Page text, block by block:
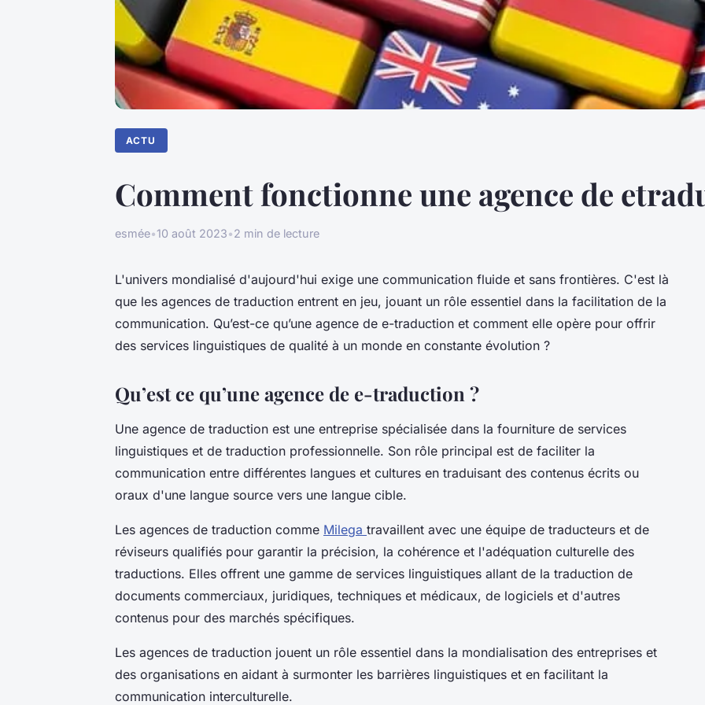
ACTU
Comment fonctionne une agence de
esmée•10 août 2023•2 min de lecture
L'univers mondialisé d'aujourd'hui exige une communication fluide et sans frontières. C'est là
que les agences de traduction entrent en jeu, jouant un rôle essentiel dans la facilitation de la
communication. Qu’est-ce qu’une agence de e-traduction et comment elle opère pour offrir
des services linguistiques de qualité à un monde en constante évolution ?
Qu’est ce qu’une agence de e-traduction ?
Une agence de traduction est une entreprise spécialisée dans la fourniture de services
linguistiques et de traduction professionnelle. Son rôle principal est de faciliter la
communication entre différentes langues et cultures en traduisant des contenus écrits ou
oraux d'une langue source vers une langue cible.
Les agences de traduction comme Milega travaillent avec une équipe de traducteurs et de
réviseurs qualifiés pour garantir la précision, la cohérence et l'adéquation culturelle des
traductions. Elles offrent une gamme de services linguistiques allant de la traduction de
documents commerciaux, juridiques, techniques et médicaux, de logiciels et d'autres
contenus pour des marchés spécifiques.
Les agences de traduction jouent un rôle essentiel dans la mondialisation des entreprises et
des organisations en aidant à surmonter les barrières linguistiques et en facilitant la
communication interculturelle.